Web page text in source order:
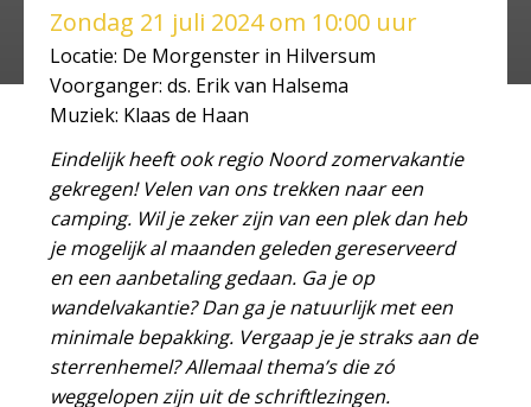
Zondag 21 juli 2024 om 10:00 uur
Locatie: De Morgenster in Hilversum
Voorganger: ds. Erik van Halsema
Muziek: Klaas de Haan
Eindelijk heeft ook regio Noord zomervakantie
gekregen! Velen van ons trekken naar een
camping. Wil je zeker zijn van een plek dan heb
je mogelijk al maanden geleden gereserveerd
en een aanbetaling gedaan. Ga je op
wandelvakantie? Dan ga je natuurlijk met een
minimale bepakking. Vergaap je je straks aan de
sterrenhemel? Allemaal thema’s die zó
weggelopen zijn uit de schriftlezingen.